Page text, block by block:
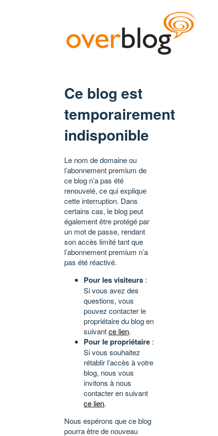
Ce blog est
temporairement
indisponible
Le nom de domaine ou
l’abonnement premium de
ce blog n’a pas été
renouvelé, ce qui explique
cette interruption. Dans
certains cas, le blog peut
également être protégé par
un mot de passe, rendant
son accès limité tant que
l’abonnement premium n’a
pas été réactivé.
Pour les visiteurs :
Si vous avez des
questions, vous
pouvez contacter le
propriétaire du blog en
suivantce lien.
Pour le propriétaire :
Si vous souhaitez
rétablir l’accès à votre
blog, nous vous
invitons à nous
contacter en suivant
ce lien.
Nous espérons que ce blog
pourra être de nouveau